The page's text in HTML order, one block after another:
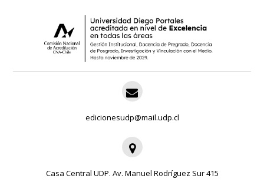
edicionesudp@mail.udp.cl
Casa Central UDP. Av. Manuel Rodríguez Sur 415